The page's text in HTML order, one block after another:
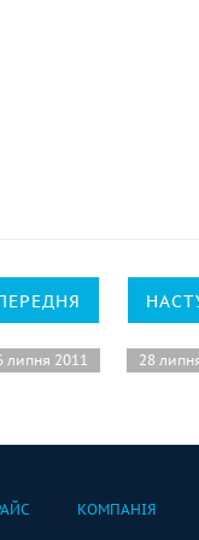
липня 2011 28
КОМПАНІЯ